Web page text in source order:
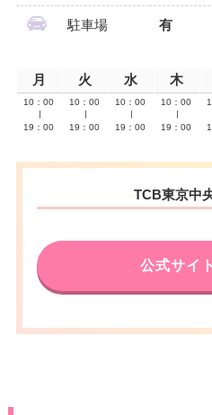
駐車場 有
月 火 水 木
10：00
19：00
10：00
19：00
10：00
19：00
10：00
19：00
TCB東京中
公式サイ